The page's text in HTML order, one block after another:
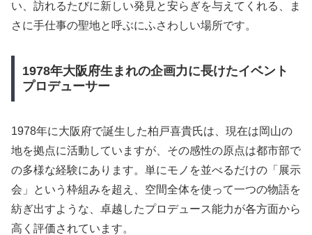
い、訪れるたびに新しい発見と安らぎを与えてくれる、ま
さに手仕事の聖地と呼ぶにふさわしい場所です。
1978年大阪府生まれの企画力に長けたイベント
プロデューサー
1978年に大阪府で誕生した柏戸喜貴氏は、現在は岡山の
地を拠点に活動していますが、その感性の原点は都市部で
の多様な経験にあります。単にモノを並べるだけの「展示
会」という枠組みを超え、空間全体を使って一つの物語を
紡ぎ出すような、卓越したプロデュース能力が各方面から
高く評価されています。